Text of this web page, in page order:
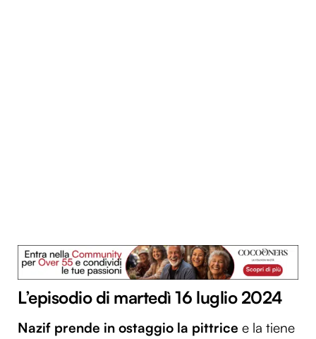
L’episodio di martedì 16 luglio 2024
Nazif prende in ostaggio la pittrice e la tiene